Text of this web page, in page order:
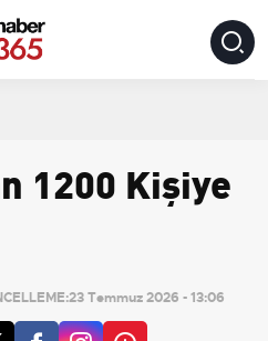
1200 Kişiye
23 Temmuz 2026 - 13:06